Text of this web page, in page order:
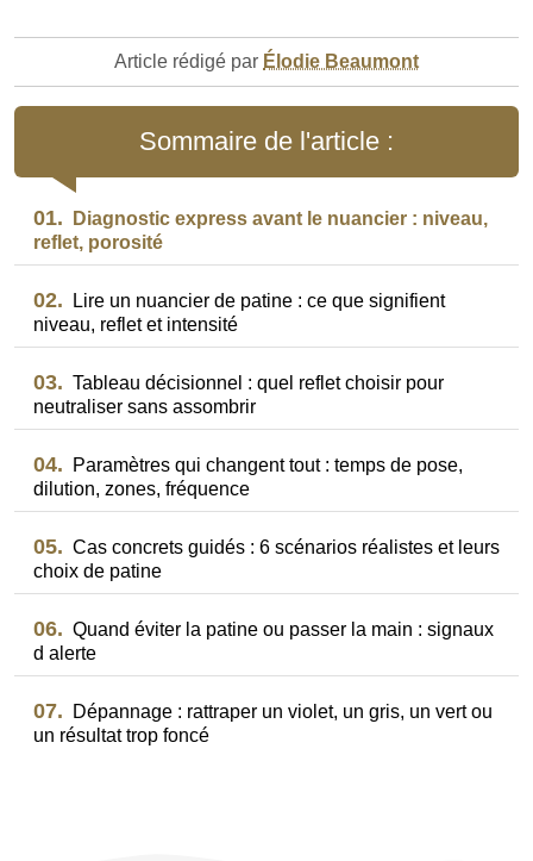
Article rédigé par Élodie Beaumont
Sommaire de l'article :
01.
Diagnostic express avant le nuancier : niveau,
reflet, porosité
02.
Lire un nuancier de patine : ce que signifient
niveau, reflet et intensité
03. Tableau décisionnel : quel reflet choisir pour
neutraliser sans assombrir
04.
Paramètres qui changent tout : temps de pose,
dilution, zones, fréquence
05. Cas concrets guidés : 6 scénarios réalistes et leurs
choix de patine
06. Quand éviter la patine ou passer la main : signaux
d alerte
07.
Dépannage : rattraper un violet, un gris, un vert ou
un résultat trop foncé